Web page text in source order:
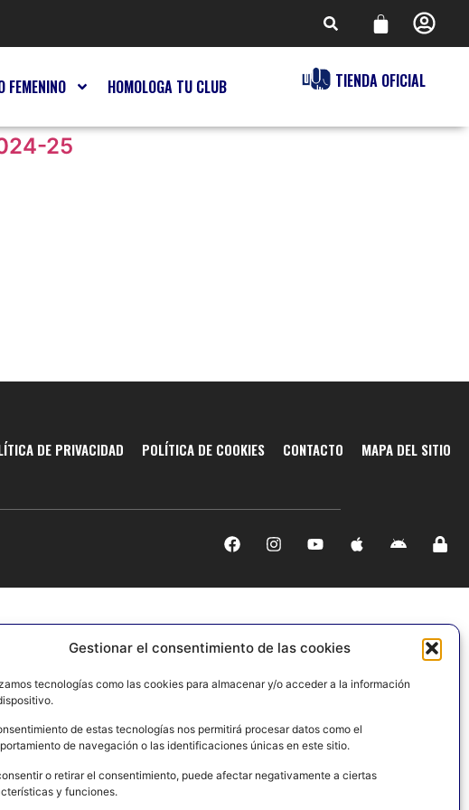
Gestionar el consentimiento de las cookies
tecnologías como las cookies para almacenar y/o acceder a la información
de estas tecnologías nos permitirá procesar datos como el
de navegación o las identificaciones únicas en este sitio.
o retirar el consentimiento, puede afectar negativamente a ciertas
y funciones.
FEMENINO HOMOLOGA TU CLUB TIENDA OFICIAL
25
DE PRIVACIDAD POLÍTICA DE COOKIES CONTACTO MAPA DEL SITIO